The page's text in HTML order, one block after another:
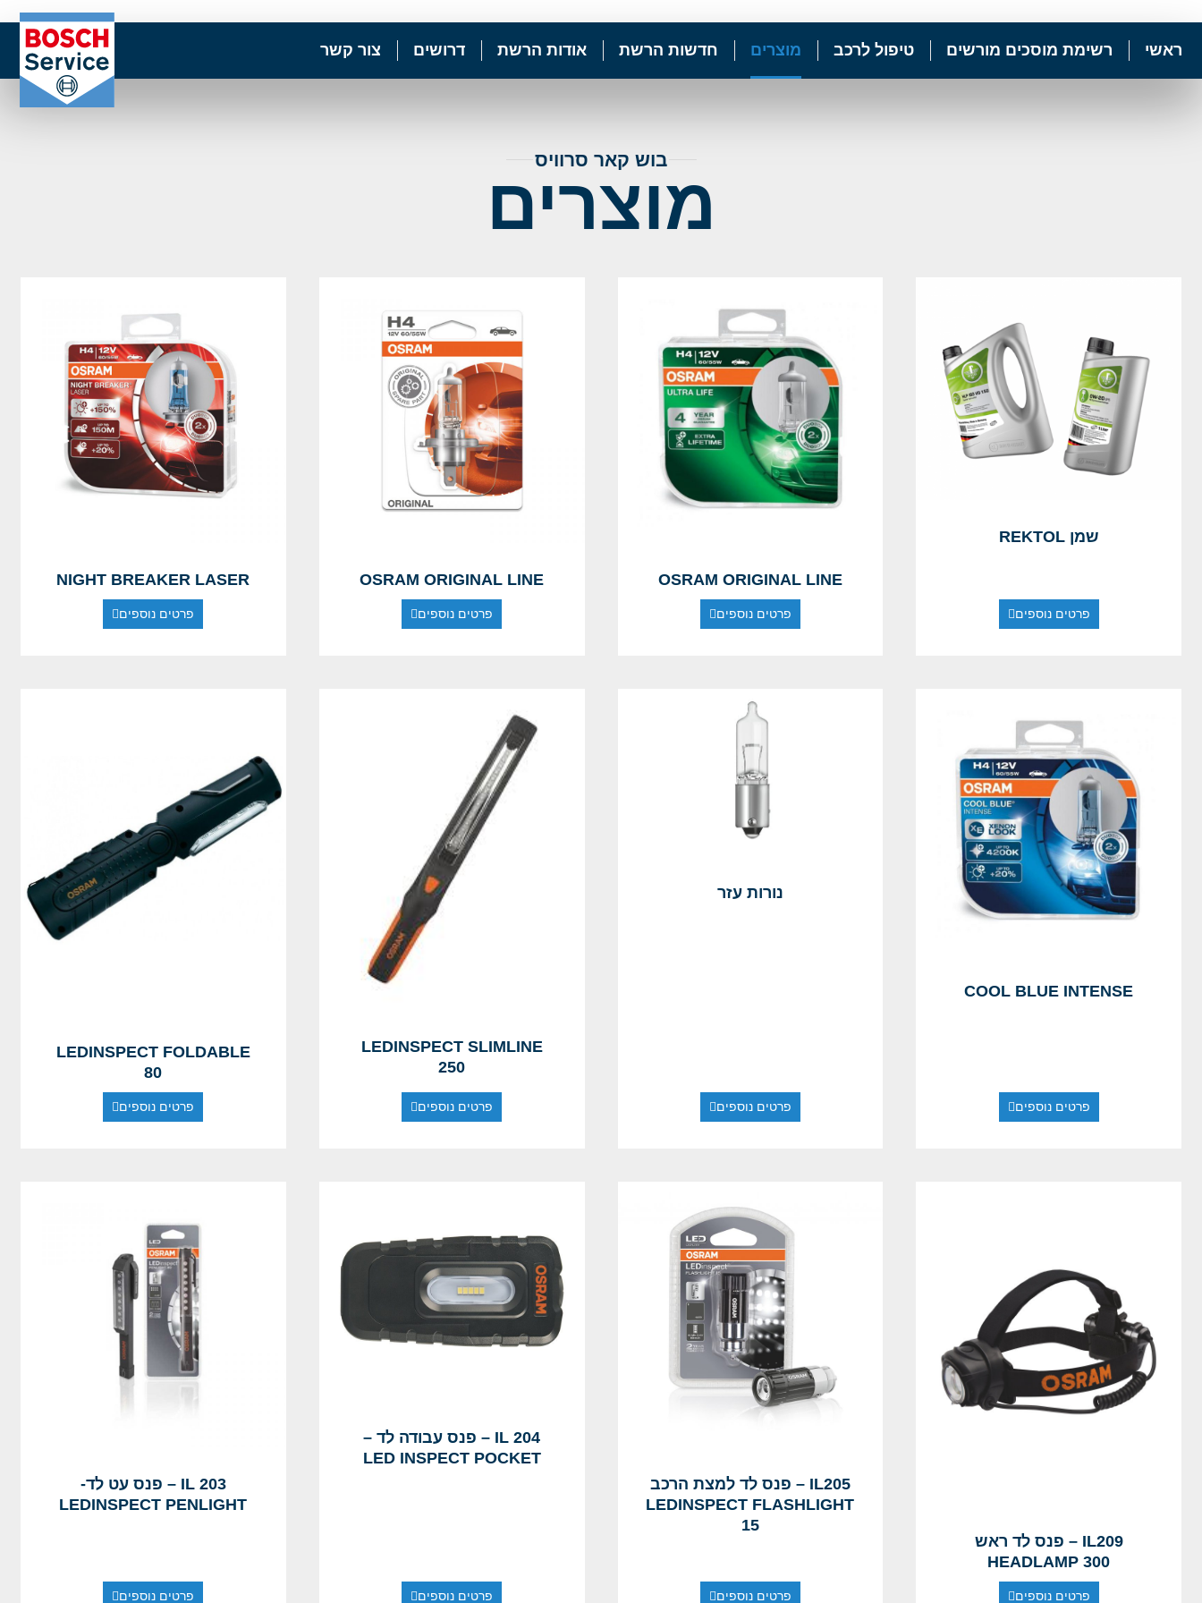
ראשי רשימת מוסכים מורשים טיפול לרכב מוצרים חדשות הרשת אודות הרשת דרושים צור קשר
בוש קאר סרוויס
מוצרים
שמן REKTOL
פרטים נוספים
OSRAM ORIGINAL LINE
פרטים נוספים
OSRAM ORIGINAL LINE
פרטים נוספים
NIGHT BREAKER LASER
פרטים נוספים
COOL BLUE INTENSE
פרטים נוספים
נורות עזר
פרטים נוספים
LEDINSPECT SLIMLINE
250
פרטים נוספים
LEDINSPECT FOLDABLE
80
פרטים נוספים
IL209 – פנס לד ראש
HEADLAMP 300
פרטים נוספים
IL205 – פנס לד למצת הרכב
LEDINSPECT FLASHLIGHT
15
פרטים נוספים
IL 204 – פנס עבודה לד –
LED INSPECT POCKET
פרטים נוספים
IL 203 – פנס עט לד-
LEDINSPECT PENLIGHT
פרטים נוספים